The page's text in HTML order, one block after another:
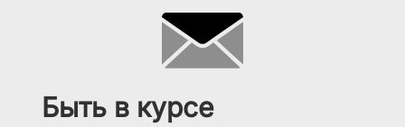
Быть в курсе